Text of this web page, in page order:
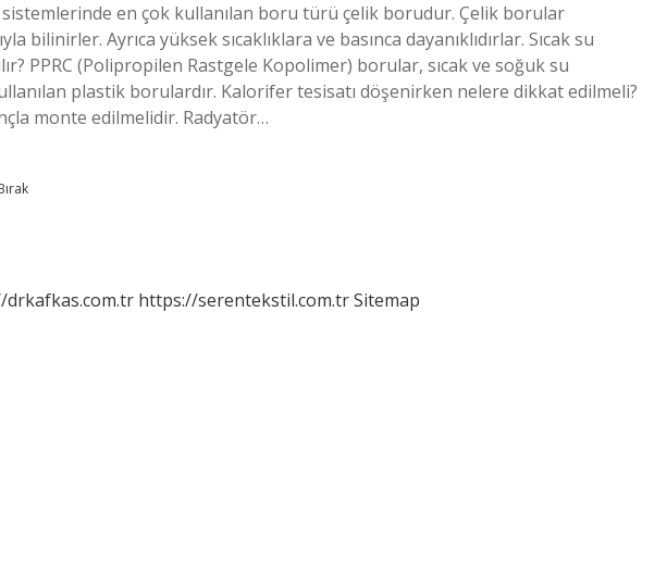
sistemlerinde en çok kullanılan boru türü çelik borudur. Çelik borular
bilinirler. Ayrıca yüksek sıcaklıklara ve basınca dayanıklıdırlar. Sıcak su
PPRC (Polipropilen Rastgele Kopolimer) borular, sıcak ve soğuk su
plastik borulardır. Kalorifer tesisatı döşenirken nelere dikkat edilmeli?
monte edilmelidir. Radyatör…
drkafkas.com.tr https://serentekstil.com.trSitemap